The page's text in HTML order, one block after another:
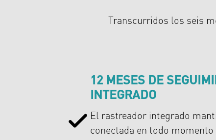
Transcurridos los seis
12 MESES DE
INTEGRADO
El rastreador integrado
conectada en todo